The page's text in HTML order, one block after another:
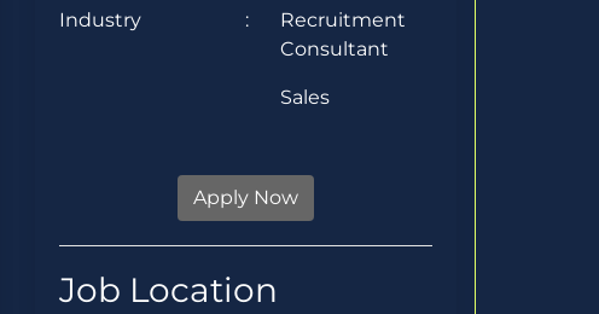
Industry
:
Recruitment
Consultant
Sales
Apply Now
Job Location